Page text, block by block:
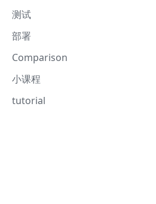
测试
部署
Comparison
小课程
tutorial